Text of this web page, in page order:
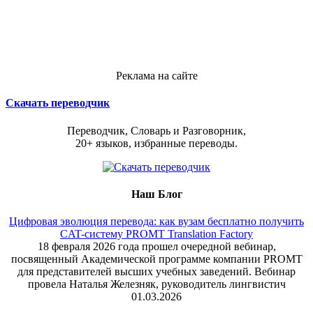
Реклама на сайте
Скачать переводчик
Переводчик, Словарь и Разговорник,
20+ языков, избранные переводы.
Наш Блог
Цифровая эволюция перевода: как вузам бесплатно получить
CAT-систему PROMT Translation Factory
18 февраля 2026 года прошел очередной вебинар,
посвященный Академической программе компании PROMT
для представителей высших учебных заведений. Вебинар
провела Наталья Железняк, руководитель лингвистич
01.03.2026